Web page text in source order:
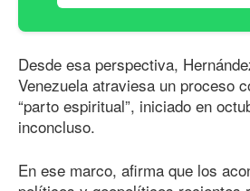
Desde esa perspectiva,
Venezuela atraviesa un proceso
“parto espiritual”, iniciado en
inconcluso.
En ese marco, afirma que los